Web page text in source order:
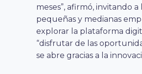
meses”, afirmó, invitando a
pequeñas y medianas
explorar la plataforma
“disfrutar de las
se abre gracias a la